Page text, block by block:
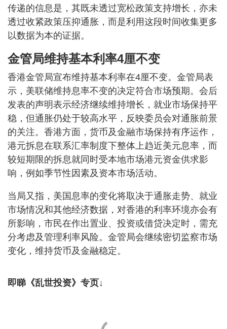
传递的信息是，其既未透过宽松政策支持增长，亦未
透过收紧政策压抑通胀，而是利用这段时间收集更多
以数据为本的证据。
金管局维持基本利率4厘不变
香港金管局宣布维持基本利率在4厘不变。金管局表
示，美联储维持息率不变的决定符合市场预期。会后
发表的声明表示经济继续维持增长，就业市场保持平
稳，但通胀仍处于较高水平，反映委员会对通胀前景
的关注。香港方面，货币及金融市场保持有序运作，
港元拆息在联系汇率制度下整体上趋近美元息率，而
较短期限的拆息就同时受本地市场港元资金供求影
响，例如季节性因素及资本市场活动。
当局又指，美国息率的变化将取决于通胀走势、就业
市场情况和其他经济数据，对香港的利率环境亦会有
所影响，市民在作出置业、投资或借贷决定时，需充
分考虑及管理利率风险。金管局会继续密切监察市场
变化，维持货币及金融稳定。
即睇《乱世投资》专页↓